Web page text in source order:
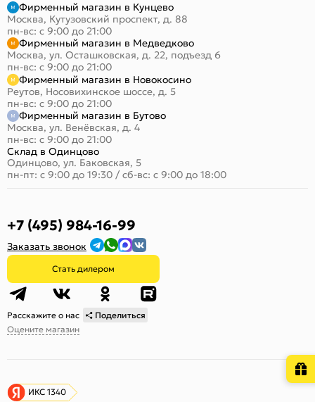
Фирменный магазин в Кунцево
Москва, Кутузовский проспект, д. 88
пн-вс: с 9:00 до 21:00
Фирменный магазин в Медведково
Москва, ул. Осташковская, д. 22, подъезд 6
пн-вс: с 9:00 до 21:00
Фирменный магазин в Новокосино
Реутов, Носовихинское шоссе, д. 5
пн-вс: с 9:00 до 21:00
Фирменный магазин в Бутово
Москва, ул. Венёвская, д. 4
пн-вс: с 9:00 до 21:00
Склад в Одинцово
Одинцово, ул. Баковская, 5
пн-пт: с 9:00 до 19:30 / сб-вс: с 9:00 до 18:00
+7 (495) 984-16-99
Заказать звонок
Стать дилером
Расскажите о нас
Поделиться
Оцените магазин
ИКС 1340